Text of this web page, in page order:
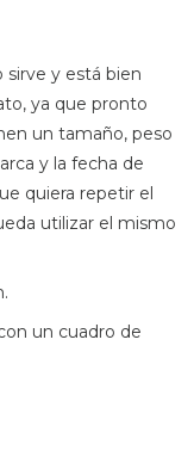
sirve y está bien
ya que pronto
un tamaño, peso
y la fecha de
quiera repetir el
utilizar el mismo
un cuadro de